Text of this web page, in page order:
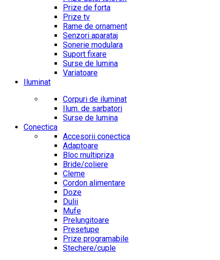
Prize de forta
Prize tv
Rame de ornament
Senzori aparataj
Sonerie modulara
Suport fixare
Surse de lumina
Variatoare
Iluminat
Corpuri de iluminat
Ilum. de sarbatori
Surse de lumina
Conectica
Accesorii conectica
Adaptoare
Bloc multipriza
Bride/coliere
Cleme
Cordon alimentare
Doze
Dulii
Mufe
Prelungitoare
Presetupe
Prize programabile
Stechere/cuple